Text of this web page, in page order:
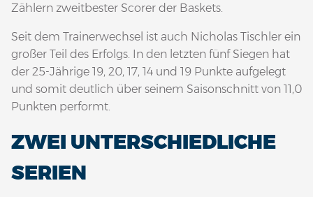
Zählern zweitbester Scorer der Baskets.
Seit dem Trainerwechsel ist auch Nicholas Tischler ein
großer Teil des Erfolgs. In den letzten fünf Siegen hat
der 25-Jährige 19, 20, 17, 14 und 19 Punkte aufgelegt
und somit deutlich über seinem Saisonschnitt von 11,0
Punkten performt.
ZWEI UNTERSCHIEDLICHE
SERIEN